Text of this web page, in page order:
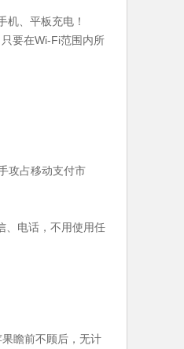
机、平板充电！
要在Wi-Fi范围内所
攻占移动支付市
、电话，不用使用任
瞻前不顾后，无计